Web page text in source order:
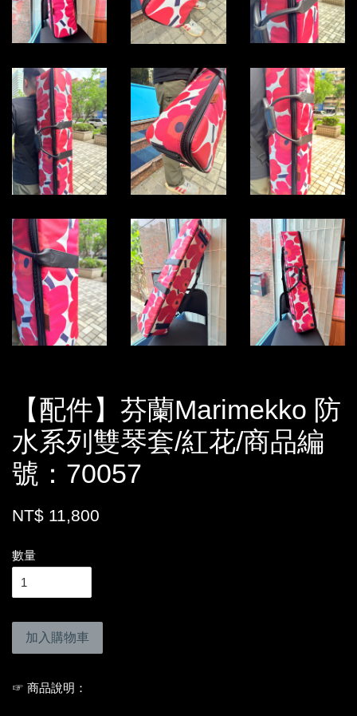
【配件】芬蘭Marimekko 防
水系列雙琴套/紅花/商品編
號：70057
NT$ 11,800
數量
加入購物車
☞ 商品說明：